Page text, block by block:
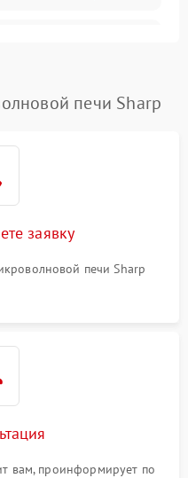
Подробнее →
₽
₽
печи Sharp
заявку
печи Sharp
вам, проинформирует по